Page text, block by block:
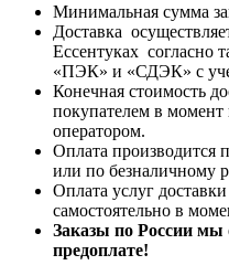
Минимальная сумма
Доставка
Ессентуках согласно
«ПЭК» и «СДЭК» с
Конечная стоимость
покупателем в момент
оператором.
Оплата производится
или по безналичному
Оплата услуг
самостоятельно в
Заказы по России мы
предоплате!